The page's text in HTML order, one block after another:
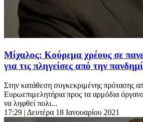
Μίχαλος: Κούρεμα χρέους σε
για τις πληγείσες από την
Στην κατάθεση συγκεκριμένης πρότασης
Ευρωεπιμελητήρια προς τα αρμόδια
να ληφθεί πολι...
17:29 | Δευτέρα 18 Ιανουαρίου 2021